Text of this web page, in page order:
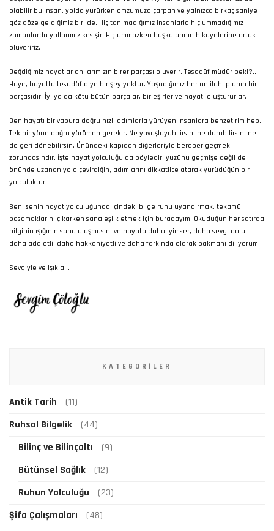
olabilir bu insan, yolda yürürken omzumuza çarpan ve yalnızca birkaç saniye
göz göze geldiğimiz biri de..Hiç tanımadığımız insanlarla hiç ummadığımız
zamanlarda yollarımız kesişir. Hiç ummazken başkalarının hikayelerine ortak
oluveririz.
Değdiğimiz hayatlar anılarımızın birer parçası oluverir. Tesadüf müdür peki?..
Hayır, hayatta tesadüf diye bir şey yoktur. Yaşadığımız her an ilahi planın bir
parçasıdır. İyi ya da kötü bütün parçalar, birleşirler ve hayatı oluştururlar.
Ben hayatı bir vapura doğru hızlı adımlarla yürüyen insanlara benzetirim hep.
Tek bir yöne doğru yürümen gerekir. Ne yavaşlayabilirsin, ne durabilirsin, ne
de geri dönebilirsin. Önündeki kapıdan diğerleriyle beraber geçmek
zorundasındır. İşte hayat yolculuğu da böyledir; yüzünü geçmişe değil de
önünde uzanan yola çevirdiğin, adımlarını dikkatlice atarak yürüdüğün bir
yolculuktur.
Ben, senin hayat yolculuğunda içindeki bilge ruhu uyandırmak, tekamül
basamaklarını çıkarken sana eşlik etmek için buradayım. Okuduğun her satırda
bilginin ışığının sana ulaşmasını ve hayata daha iyimser, daha sevgi dolu,
daha adaletli, daha hakkaniyetli ve daha farkında olarak bakmanı diliyorum.
Sevgiyle ve Işıkla...
KATEGORILER
Antik Tarih
(11)
Ruhsal Bilgelik
(44)
Bilinç ve Bilinçaltı
(9)
Bütünsel Sağlık
(12)
Ruhun Yolculuğu
(23)
Şifa Çalışmaları
(48)